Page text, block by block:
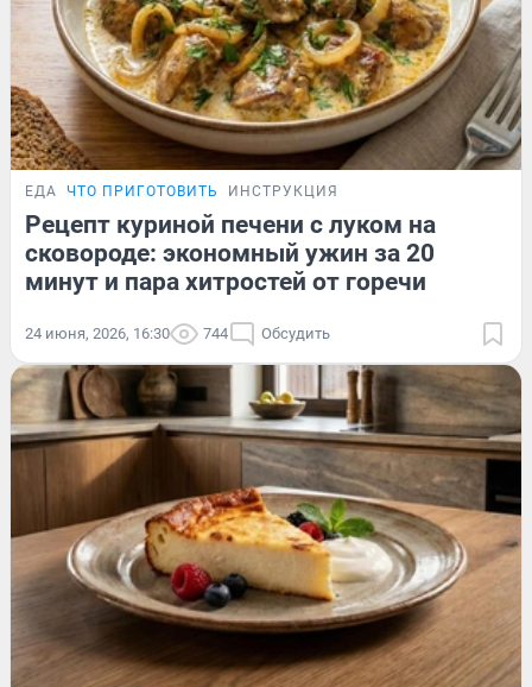
ЕДА ЧТО ПРИГОТОВИТЬ ИНСТРУКЦИЯ
Рецепт куриной печени с луком на
сковороде: экономный ужин за 20
минут и пара хитростей от горечи
24 июня, 2026, 16:30 744 Обсудить